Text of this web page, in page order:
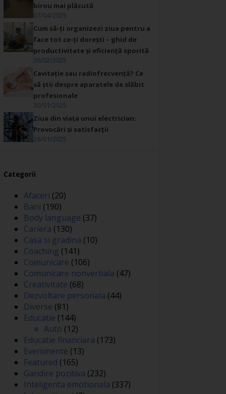
birou mai plăcută
07/04/2025
Cum să-ți organizezi ziua pentru a
face tot ce-ți dorești – ghid de
productivitate și eficiență sporită
26/02/2025
Cavitație sau radiofrecvență? Ce
să știi despre aparatele de slăbit
profesionale
30/01/2025
Ziua din viața unui electrician:
Provocări și satisfacții
26/01/2025
Categorii
Afaceri (20)
Bani (190)
Body language (37)
Cariera (130)
Casa si gradina (10)
Coaching (141)
Comunicare (106)
Comunicare nonverbala (47)
Creativitate (68)
Dezvoltare personala (44)
Diverse (81)
Educatie (144)
Auto (12)
Educatie financiara (173)
Evenimente (13)
Featured (165)
Gandire pozitiva (232)
Inteligenta emotionala (337)